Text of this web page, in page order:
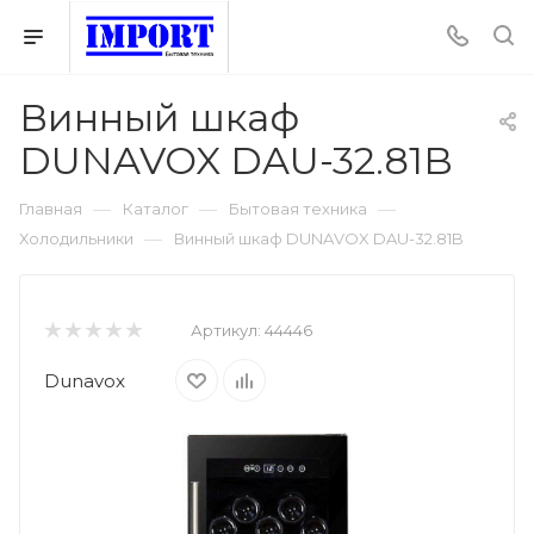
Винный шкаф
DUNAVOX DAU-32.81B
Главная — Каталог — Бытовая техника —
Холодильники — Винный шкаф DUNAVOX DAU-32.81B
Артикул: 44446
Dunavox